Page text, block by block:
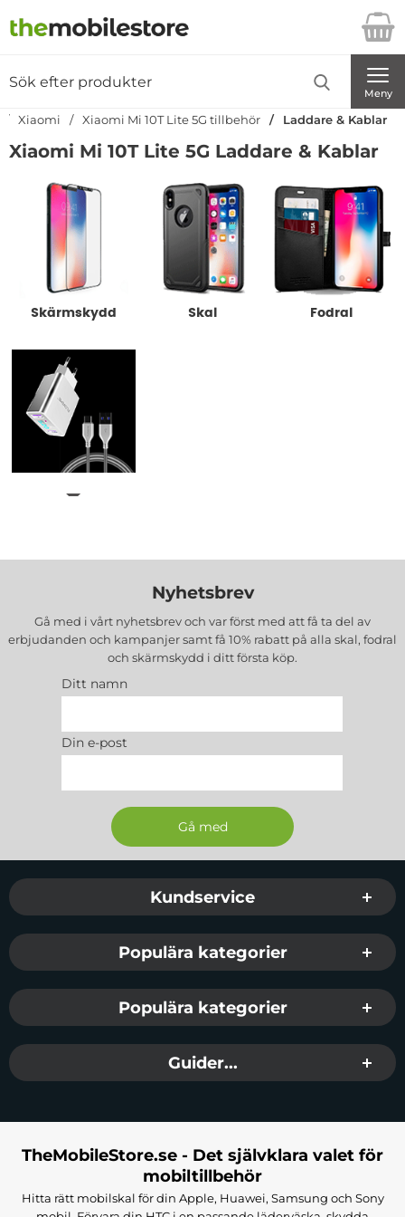
Startsidan för Danira Telecom AB
Meny
Xiaomi Xiaomi Mi 10T Lite 5G tillbehör Laddare & Kablar
Xiaomi Mi 10T Lite 5G Laddare & Kablar
Underkategorier
Skärmskydd Skal Fodral
Nyhetsbrev
Gå med i vårt nyhetsbrev och var först med att få ta del av
erbjudanden och kampanjer samt få 10% rabatt på alla skal, fodral
och skärmskydd i ditt första köp.
Ditt namn
Din e-post
Sidfot Blandad info och länkar
Kundservice
Populära kategorier
Populära kategorier
Guider...
TheMobileStore.se - Det självklara valet för
mobiltillbehör
Hitta rätt mobilskal för din Apple, Huawei, Samsung och Sony